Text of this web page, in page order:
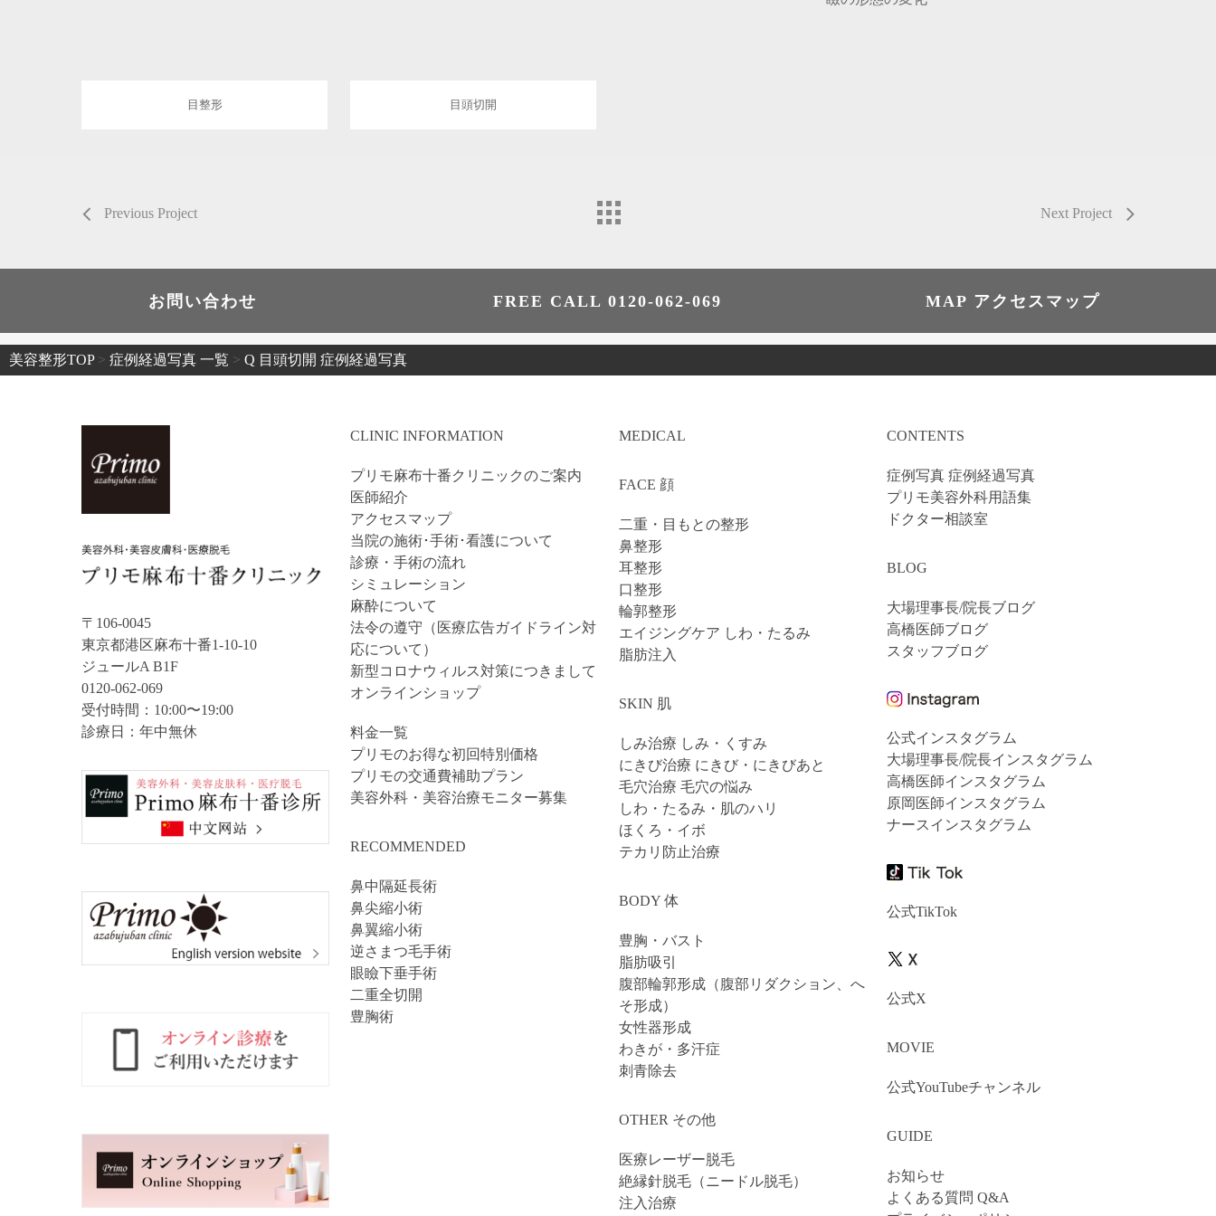
目整形 目頭切開
Previous Project Next Project
お問い合わせ FREE CALL 0120-062-069 MAP アクセスマップ
美容整形TOP> 症例経過写真 一覧 > Q 目頭切開 症例経過写真
〒106-0045
東京都港区麻布十番1-10-10
ジュールA B1F
0120-062-069
受付時間：10:00〜19:00
診療日：年中無休
CLINIC INFORMATION
プリモ麻布十番クリニックのご案内
医師紹介
アクセスマップ
当院の施術･手術･看護について
診療・手術の流れ
シミュレーション
麻酔について
法令の遵守（医療広告ガイドライン対
応について）
新型コロナウィルス対策につきまして
オンラインショップ
料金一覧
プリモのお得な初回特別価格
プリモの交通費補助プラン
美容外科・美容治療モニター募集
RECOMMENDED
鼻中隔延長術
鼻尖縮小術
鼻翼縮小術
逆さまつ毛手術
眼瞼下垂手術
二重全切開
豊胸術
MEDICAL
FACE 顔
二重・目もとの整形
鼻整形
耳整形
口整形
輪郭整形
エイジングケア しわ・たるみ
脂肪注入
SKIN 肌
しみ治療 しみ・くすみ
にきび治療 にきび・にきびあと
毛穴治療 毛穴の悩み
しわ・たるみ・肌のハリ
ほくろ・イボ
テカリ防止治療
BODY 体
豊胸・バスト
脂肪吸引
腹部輪郭形成（腹部リダクション、へ
そ形成）
女性器形成
わきが・多汗症
刺青除去
OTHER その他
医療レーザー脱毛
絶縁針脱毛（ニードル脱毛）
注入治療
CONTENTS
症例写真 症例経過写真
プリモ美容外科用語集
ドクター相談室
BLOG
大場理事長/院長ブログ
高橋医師ブログ
スタッフブログ
公式インスタグラム
大場理事長/院長インスタグラム
高橋医師インスタグラム
原岡医師インスタグラム
ナースインスタグラム
公式TikTok
公式X
MOVIE
公式YouTubeチャンネル
GUIDE
お知らせ
よくある質問 Q&A